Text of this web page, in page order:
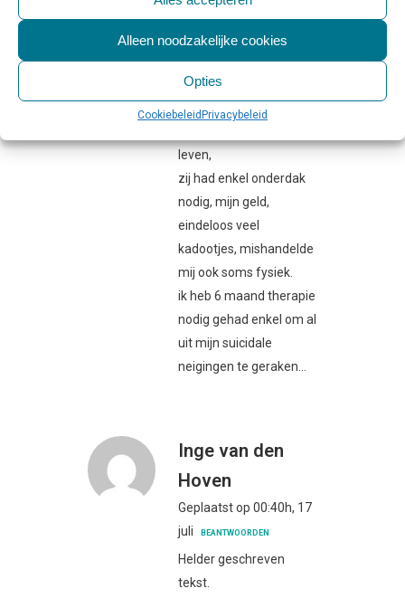
Alleen noodzakelijke cookies
Opties
Cookiebeleid Privacybeleid
juni
Klopt als een bus.
heb zelf 18 maanden in
een narcistische relatie
gezeten.
leven,
zij had enkel onderdak
nodig, mijn geld,
eindeloos veel
kadootjes, mishandelde
mij ook soms fysiek.
ik heb 6 maand therapie
nodig gehad enkel om al
uit mijn suicidale
neigingen te geraken…
Inge van den
Hoven
Geplaatst op 00:40h, 17
juli
BEANTWOORDEN
Helder geschreven
tekst.